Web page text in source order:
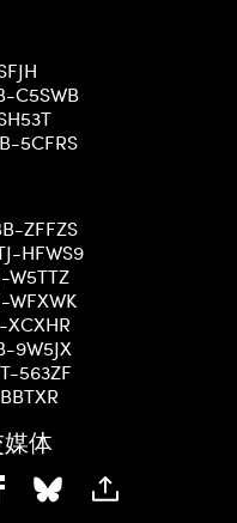
C5SWB
5CFRS
ZFFZS
HFWS9
W5TTZ
WFXWK
XCXHR
9W5JX
563ZF
体